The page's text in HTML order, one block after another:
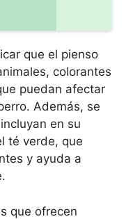
que el pienso
colorantes
puedan afectar
Además, se
en su
té verde, que
y ayuda a
que ofrecen